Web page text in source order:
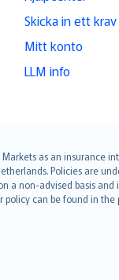
Skicka in ett krav
Mitt konto
LLM info
Markets as an insurance
Policies are
a non-advised basis
policy can be found in